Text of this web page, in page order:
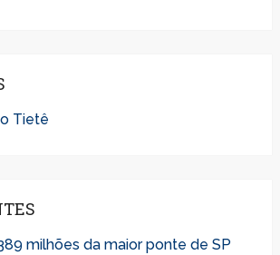
Tietê
milhões da maior ponte de SP